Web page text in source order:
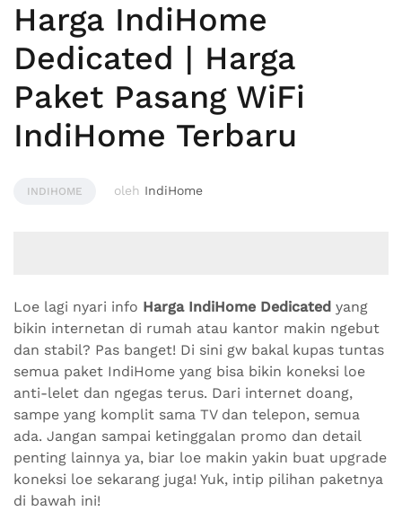
Harga IndiHome
Dedicated | Harga
Paket Pasang WiFi
IndiHome Terbaru
INDIHOME oleh IndiHome
Loe lagi nyari info Harga IndiHome Dedicated yang
bikin internetan di rumah atau kantor makin ngebut
dan stabil? Pas banget! Di sini gw bakal kupas tuntas
semua paket IndiHome yang bisa bikin koneksi loe
anti-lelet dan ngegas terus. Dari internet doang,
sampe yang komplit sama TV dan telepon, semua
ada. Jangan sampai ketinggalan promo dan detail
penting lainnya ya, biar loe makin yakin buat upgrade
koneksi loe sekarang juga! Yuk, intip pilihan paketnya
di bawah ini!